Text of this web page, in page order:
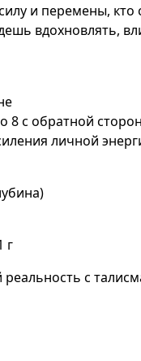
и перемены,
вдохновлять,
8 с обратной
личной
г
с